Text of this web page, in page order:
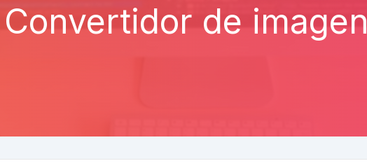
Convertidor de imagen